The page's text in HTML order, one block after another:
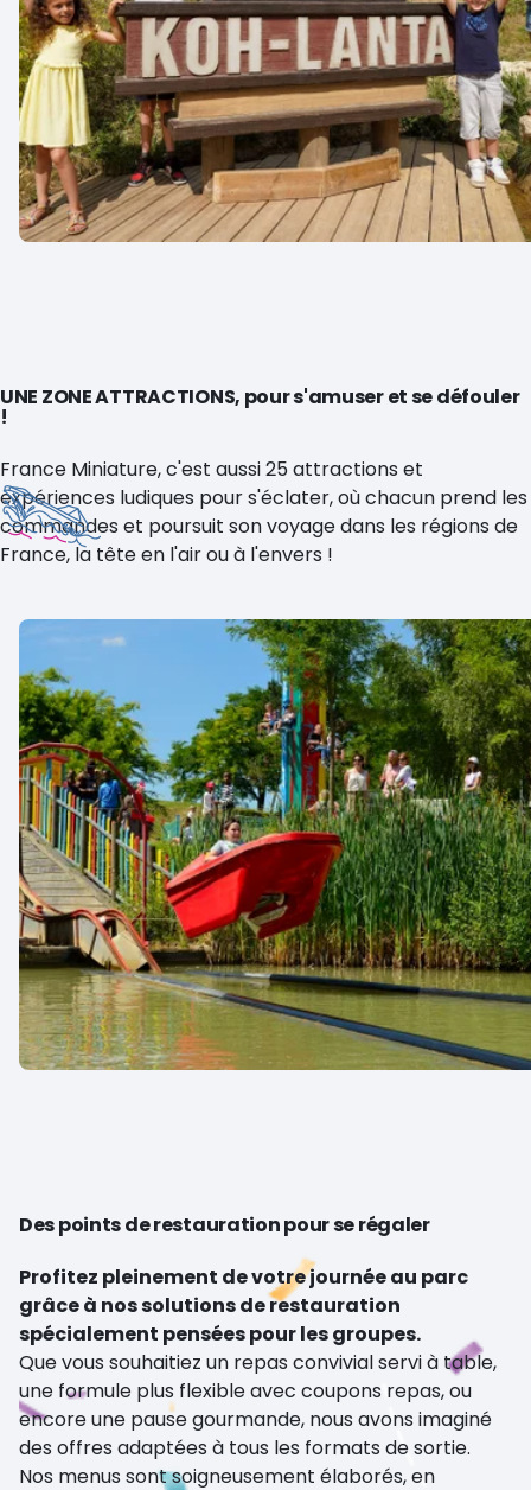
UNE ZONE ATTRACTIONS, pour s'amuser et se défouler
!
France Miniature, c'est aussi 25 attractions et
expériences ludiques pour s'éclater, où chacun prend les
commandes et poursuit son voyage dans les régions de
France, la tête en l'air ou à l'envers !
Des points de restauration pour se régaler
Profitez pleinement de votre journée au parc
grâce à nos solutions de restauration
spécialement pensées pour les groupes.
Que vous souhaitiez un repas convivial servi à table,
une formule plus flexible avec coupons repas, ou
encore une pause gourmande, nous avons imaginé
des offres adaptées à tous les formats de sortie.
Nos menus sont soigneusement élaborés, en